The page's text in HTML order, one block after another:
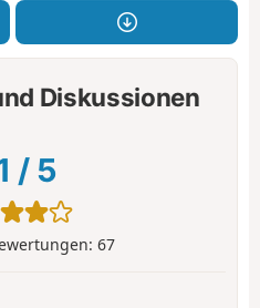
Diskussionen
/ 5
67